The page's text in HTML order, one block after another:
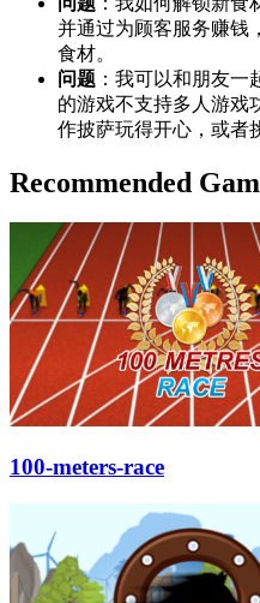
并通过为顾客服务赚钱
食材。
问题 ：我可以和朋友一
的游戏不支持多人游戏
作披萨玩得开心，或者
Recommended
100-meters-race